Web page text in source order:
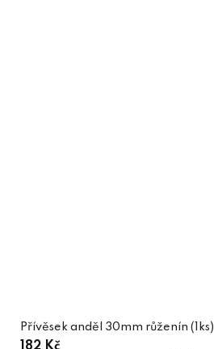
Přívěsek anděl 30mm růženín (1ks)